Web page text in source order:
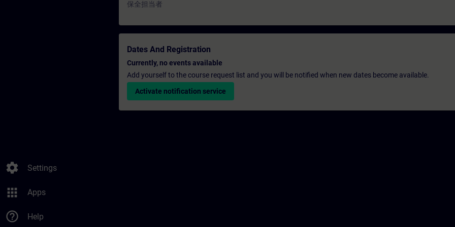
settings Settings
apps Apps
help_outline Help
保全担当者
Dates And Registration
Currently, no events available
Add yourself to the course request list and you will be notified when new dates become available.
Activate notification service